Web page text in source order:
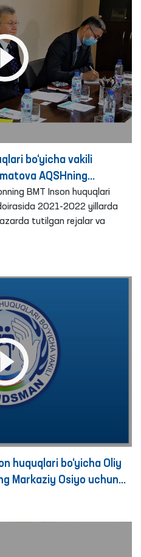
bo‘yicha vakili
AQSHning
Rozenblyum bilan
BMT Inson huquqlari
2021-2022 yillarda
tutilgan rejalar va
huquqlari bo‘yicha Oliy
Markaziy Osiyo uchun
bilan uchrashdi